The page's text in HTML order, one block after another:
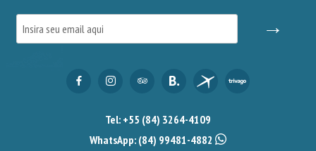
→
Tel: +55 (84) 3264-4109
WhatsApp: (84) 99481-4882